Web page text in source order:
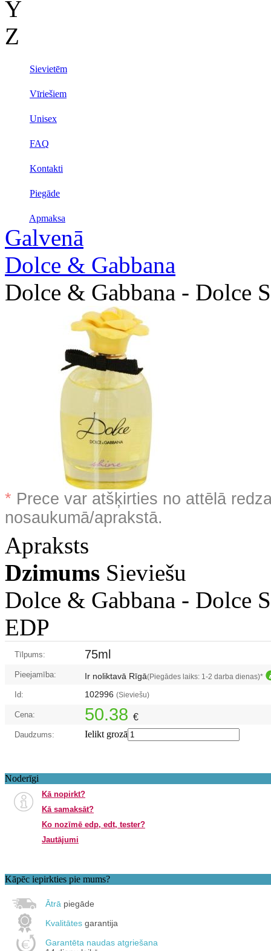
Y
Z
Sievietēm
Vīriešiem
Unisex
FAQ
Kontakti
Piegāde
Apmaksa
Galvenā
Dolce & Gabbana
Dolce & Gabbana - Dolce
* Prece var atšķirties no attēlā
nosaukumā/aprakstā.
Apraksts
Dzimums Sieviešu
Dolce & Gabbana - Dolce
EDP
Tīlpums: 75ml
Pieejamība: Ir noliktavā Rīgā(Piegādes laiks: 1-2 darba dienas)*
Id: 102996 (Sieviešu)
Cena: 50.38 €
Daudzums: Ielikt grozā
Noderīgi
Kā nopirkt?
Kā samaksāt?
Ko nozīmē edp, edt, tester?
Jautājumi
Kāpēc iepirkties pie mums?
Ātrā piegāde
Kvalitātes garantija
Garantēta naudas atgriešana